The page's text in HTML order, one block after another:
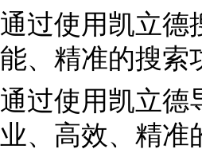
通过使用凯立德
能、精准的搜索
通过使用凯立德
业、高效、精准